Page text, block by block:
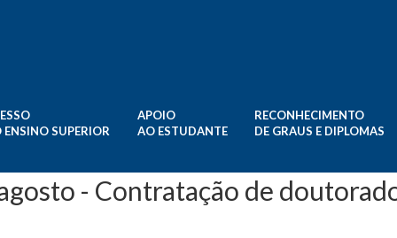
ENSINO SUPERIOR
APOIO
AO ESTUDANTE
RECONHECIMENTO
DE GRAUS E DIPLOMAS
- Contratação de
Lei n.º 57/2016, de 29